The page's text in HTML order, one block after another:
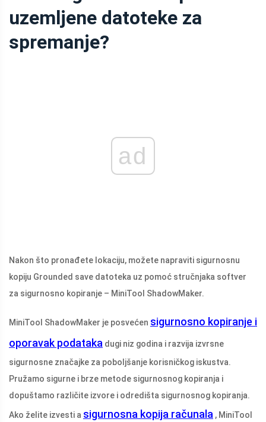
uzemljene datoteke za
spremanje?
ad
Nakon što pronađete lokaciju, možete napraviti sigurnosnu
kopiju Grounded save datoteka uz pomoć stručnjaka softver
za sigurnosno kopiranje – MiniTool ShadowMaker.
MiniTool ShadowMaker je posvećen sigurnosno kopiranje i
oporavak podataka dugi niz godina i razvija izvrsne
sigurnosne značajke za poboljšanje korisničkog iskustva.
Pružamo sigurne i brze metode sigurnosnog kopiranja i
dopuštamo različite izvore i odredišta sigurnosnog kopiranja.
Ako želite izvesti a sigurnosna kopija računala , MiniTool